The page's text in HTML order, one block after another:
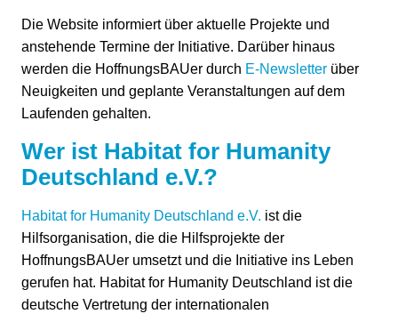
Die Website informiert über aktuelle Projekte und
anstehende Termine der Initiative. Darüber hinaus
werden die HoffnungsBAUer durch E-Newsletter über
Neuigkeiten und geplante Veranstaltungen auf dem
Laufenden gehalten.
Wer ist Habitat for Humanity
Deutschland e.V.?
Habitat for Humanity Deutschland e.V. ist die
Hilfsorganisation, die die Hilfsprojekte der
HoffnungsBAUer umsetzt und die Initiative ins Leben
gerufen hat. Habitat for Humanity Deutschland ist die
deutsche Vertretung der internationalen